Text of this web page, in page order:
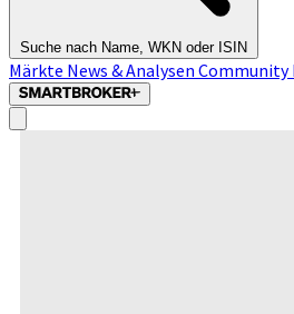
Suche nach Name, WKN oder ISIN
Märkte News & Analysen Community